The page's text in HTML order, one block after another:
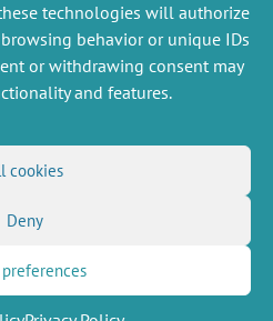
technologies will authorize
behavior or unique IDs
or withdrawing consent may
and features.
cookies
Deny
PREVIOUS
FOLLOW US